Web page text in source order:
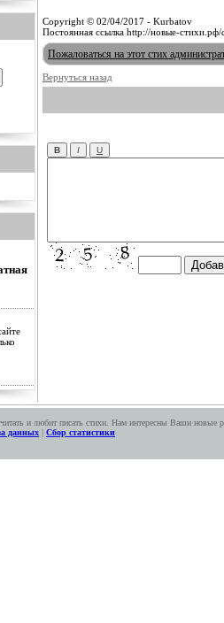
Copyright © 02/04/2017 - Kurbatov
Постоянная ссылка http://новые-стихи.рф/
Пожаловаться на этот стих
Вернуться назад
и любит писать стихи. Нам интересны Ваши новые
данных | Сбор статистики